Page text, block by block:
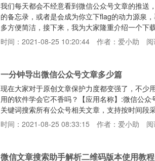
我们每天都会不经意看到微信公众号文章的推送
的备忘录，或者是会成为你立下flag的动力源泉
多方便简洁，接下来，我为大家隆重介绍一个下
https://d.xbw0.com/ptxOon可以搜索相关关键词
文章不仅能够下载自动形成文件夹保存，还可
时间：2021-08-25 10:20:44 作者：爱小助
一分钟导出微信公众号文章多少篇
现在大家对于原创文章保护力度都变强了，不少
用的软件学会它不香吗？【应用名称】:微信公
关键词搜索所有公众号相关文章，支持按时间
文章可批量导出Pdf、Word、Excel、txt和Html
保持和原文一致，也可以导入链接下载；（可
时间：2021-08-25 08:33:15 作者：爱小助
微信文章搜索助手解析二维码版本使用教程